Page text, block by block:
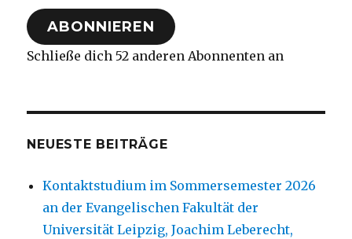
Adresse
ABONNIEREN
Schließe dich 52 anderen Abonnenten an
NEUESTE BEITRÄGE
Kontaktstudium im Sommersemester 2026
an der Evangelischen Fakultät der
Universität Leipzig, Joachim Leberecht,